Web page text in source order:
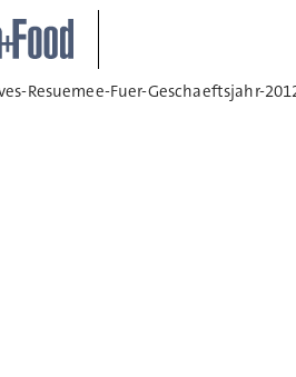
Resuemee-Fuer-Geschaeftsjahr-